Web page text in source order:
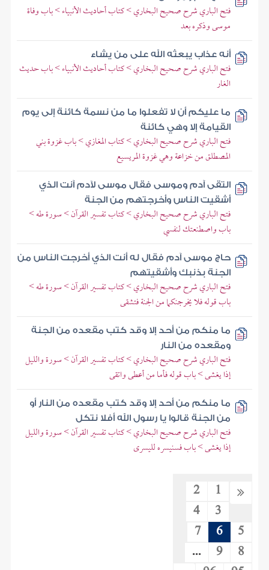
فتح الباري شرح صحيح البخاري > كتاب أحاديث الأنبياء > باب وفاة
موسى وذكره بعد
أنه عذاب يبعثه الله على من يشاء
فتح الباري شرح صحيح البخاري > كتاب أحاديث الأنبياء > باب حديث
الغار
ما عليكم أن لا تفعلوا ما من نسمة كائنة إلى يوم
القيامة إلا وهي كائنة
فتح الباري شرح صحيح البخاري > كتاب المغازي > باب غزوة بني
المصطلق من خزاعة وهي غزوة المريسيع
التقى آدم وموسى فقال موسى لآدم آنت الذي
أشقيت الناس وأخرجتهم من الجنة
فتح الباري شرح صحيح البخاري > كتاب تفسير القرآن > سورة طه >
باب واصطنعتك لنفسي
حاج موسى آدم فقال له أنت الذي أخرجت الناس من
الجنة بذنبك وأشقيتهم
فتح الباري شرح صحيح البخاري > كتاب تفسير القرآن > سورة طه >
باب قوله فلا يخرجنكما من الجنة فتشقى
ما منكم من أحد إلا وقد كتب مقعده من الجنة
ومقعده من النار
فتح الباري شرح صحيح البخاري > كتاب تفسير القرآن > سورة والليل
إذا يغشى > باب قوله فأما من أعطى واتقى
ما منكم من أحد إلا وقد كتب مقعده من النار أو
من الجنة قالوا يا رسول الله أفلا نتكل
فتح الباري شرح صحيح البخاري > كتاب تفسير القرآن > سورة والليل
إذا يغشى > باب فسنيسره لليسرى
1
2
3
4
5
6
7
8
9
...